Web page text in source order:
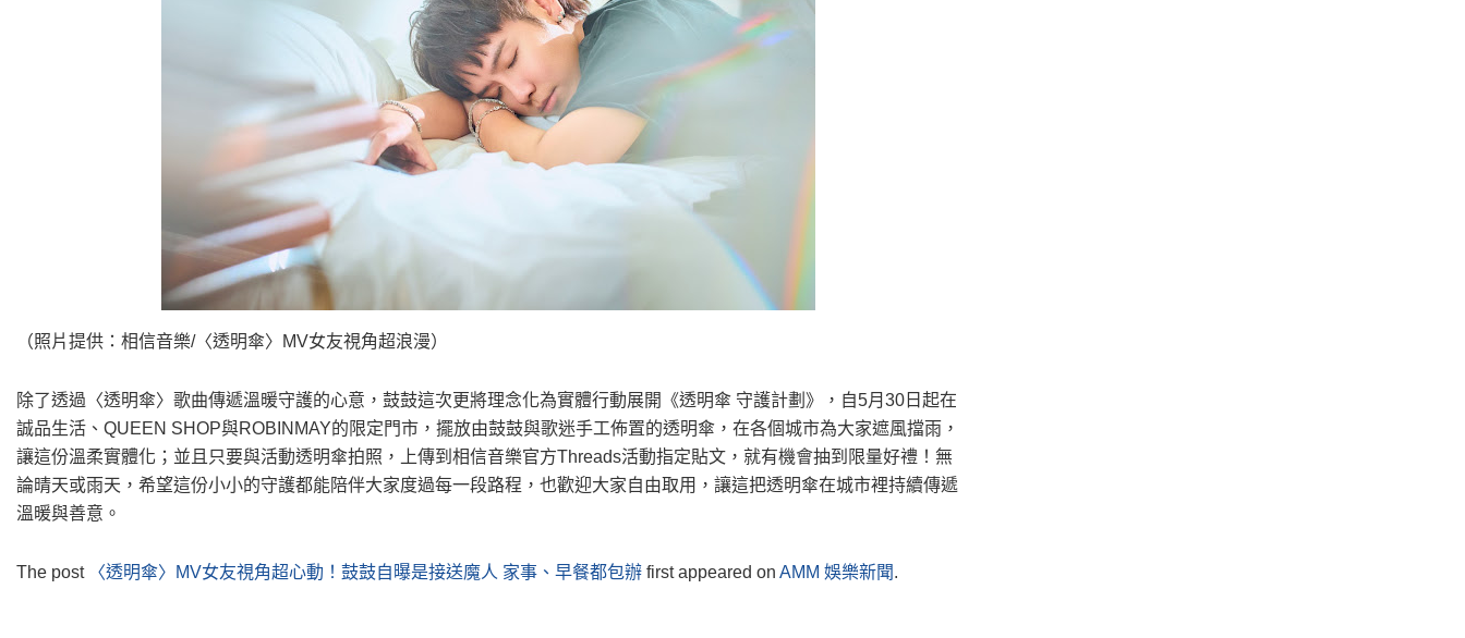
（照片提供：相信音樂/〈透明傘〉MV女友視角超浪漫）
除了透過〈透明傘〉歌曲傳遞溫暖守護的心意，鼓鼓這次更將理念化為實體行動展開《透明傘 守護計劃》，自5月30日起在
誠品生活、QUEEN SHOP與ROBINMAY的限定門市，擺放由鼓鼓與歌迷手工佈置的透明傘，在各個城市為大家遮風擋雨，
讓這份溫柔實體化；並且只要與活動透明傘拍照，上傳到相信音樂官方Threads活動指定貼文，就有機會抽到限量好禮！無
論晴天或雨天，希望這份小小的守護都能陪伴大家度過每一段路程，也歡迎大家自由取用，讓這把透明傘在城市裡持續傳遞
溫暖與善意。
The post 〈透明傘〉MV女友視角超心動！鼓鼓自曝是接送魔人 家事、早餐都包辦 first appeared on AMM 娛樂新聞.